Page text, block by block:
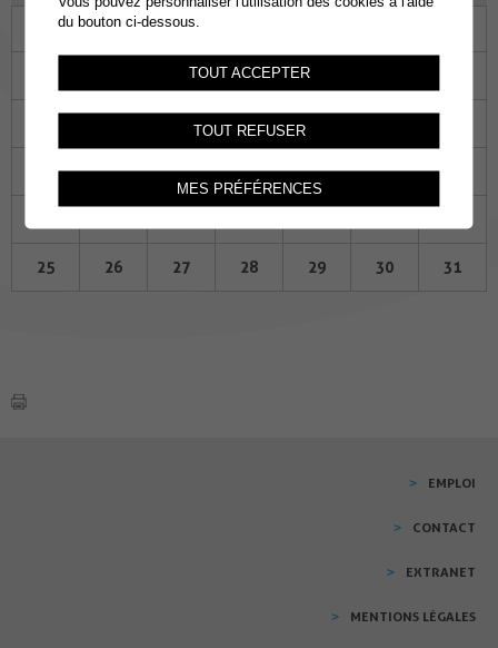
Ma Me
30 01
07
12 13 14 15 16
25 26 27 28 29 30 31
EMPLOI
CONTACT
EXTRANET
MENTIONS LÉGALES
du bouton ci-dessous.
TOUT ACCEPTER
TOUT REFUSER
MES PRÉFÉRENCES